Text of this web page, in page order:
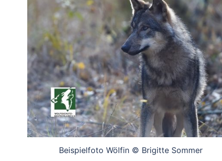
Beispielfoto Wölfin © Brigitte Sommer